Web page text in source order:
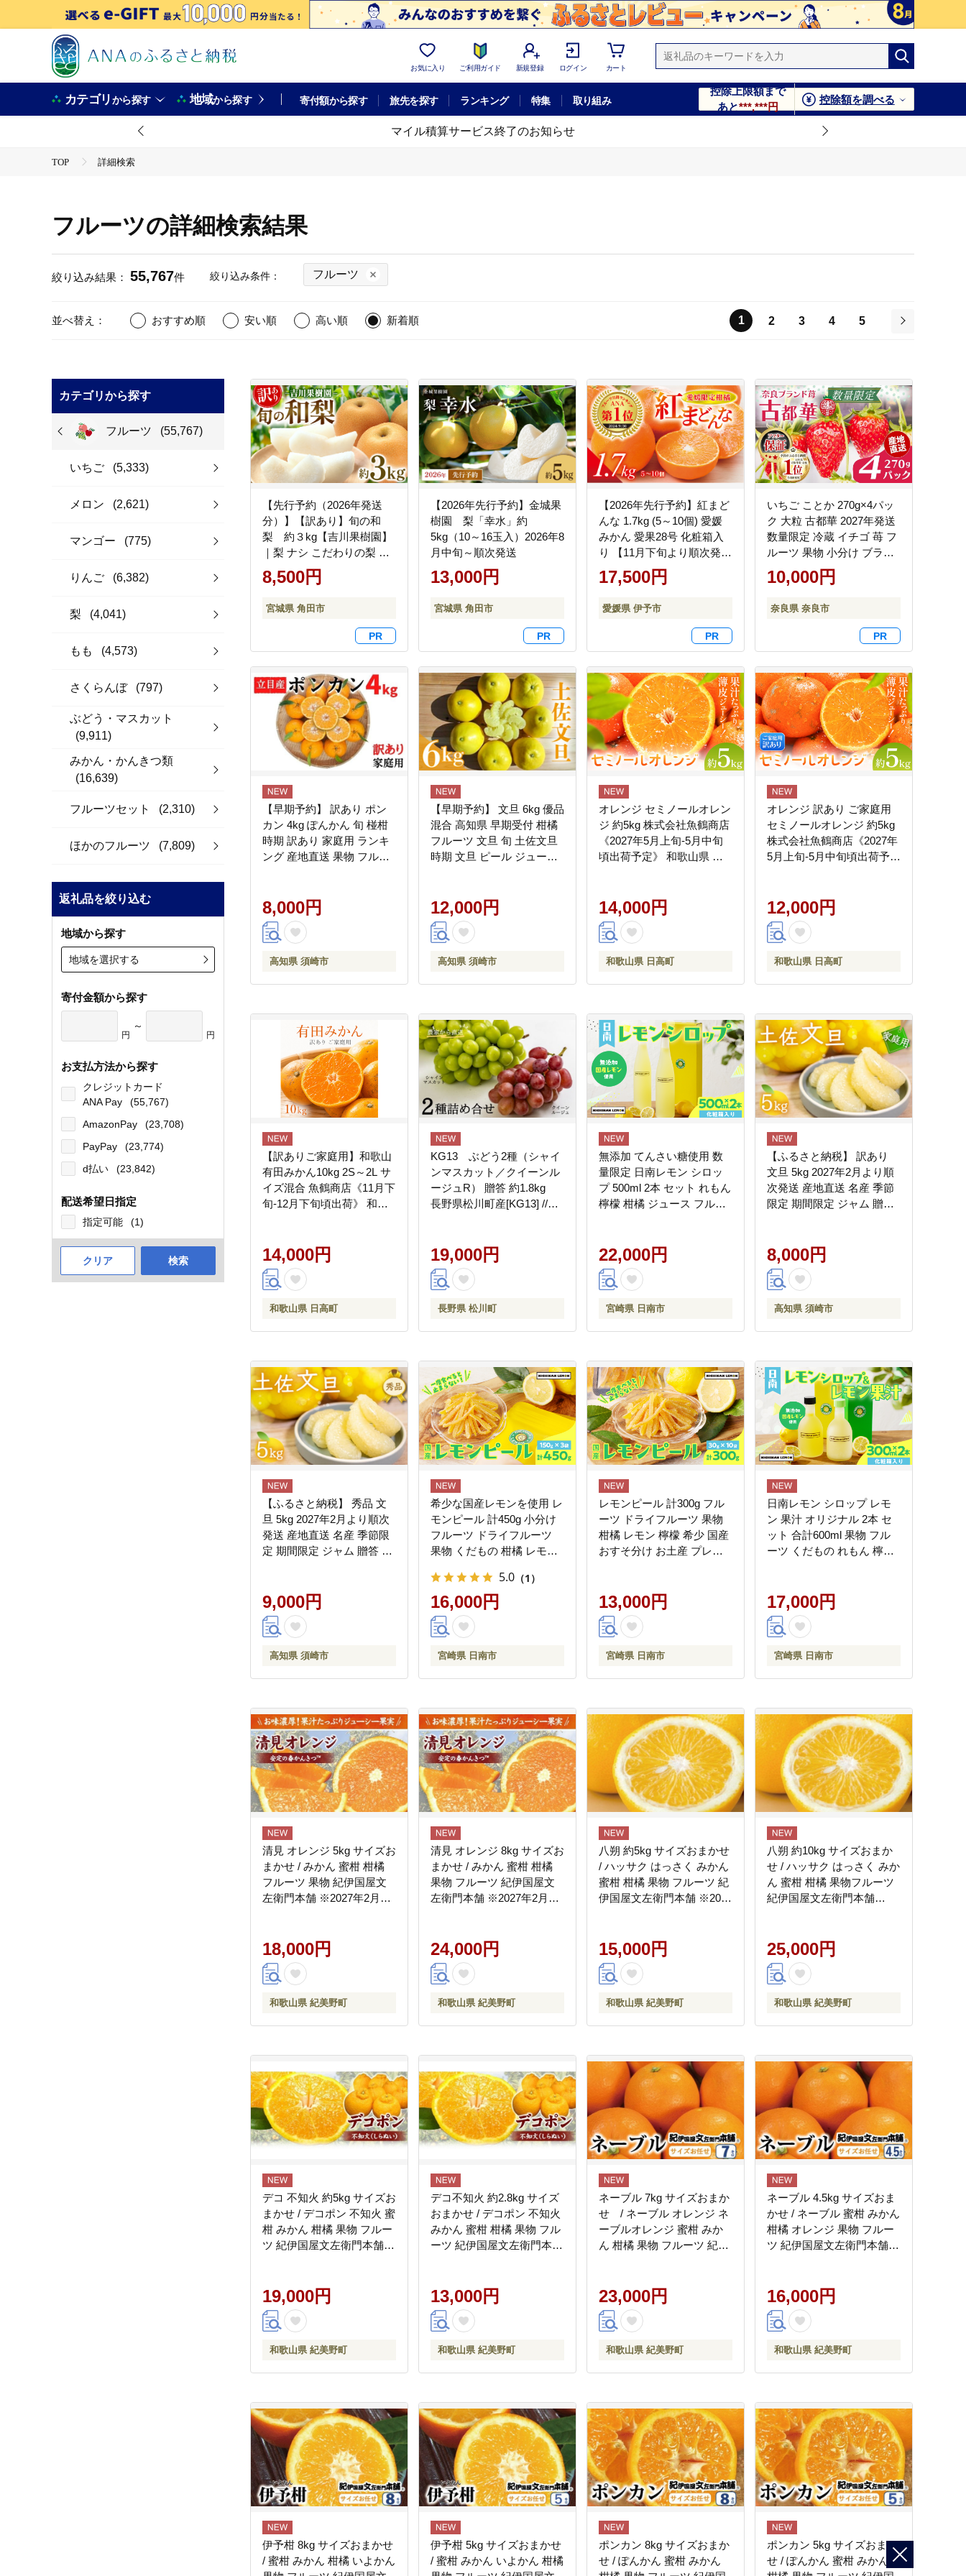
お気に入り ご利用ガイド 新規登録 ログイン カート
カテゴリから探す 地域から探す 寄付額から探す 旅先を探す ランキング 特集 取り組み
控除上限額まで
あと***,***円
控除額を調べる
マイル積算サービス終了のお知らせ
TOP 詳細検索
フルーツの詳細検索結果
絞り込み結果： 55,767件 絞り込み条件： フルーツ
並べ替え： おすすめ順 安い順 高い順 新着順 1 2 3 4
5
カテゴリから探す
フルーツ (55,767)
いちご (5,333)
メロン (2,621)
マンゴー (775)
りんご (6,382)
梨 (4,041)
もも (4,573)
さくらんぼ (797)
ぶどう・マスカット
(9,911)
みかん・かんきつ類
(16,639)
フルーツセット (2,310)
ほかのフルーツ (7,809)
返礼品を絞り込む
地域から探す
地域を選択する
寄付金額から探す
円
～
円
お支払方法から探す
クレジットカード
ANA Pay
(55,767)
AmazonPay
(23,708)
PayPay
(23,774)
d払い
(23,842)
配送希望日指定
指定可能 (1)
クリア 検索
【先行予約（2026年発送
分）】【訳あり】旬の和
梨 約３kg【吉川果樹園】
｜梨 ナシ こだわりの梨 フ
ルーツ 果物 旬の梨 宮城県
角田市 約3kg
8,500円
宮城県 角田市
【2026年先行予約】金城果
樹園 梨「幸水」約
5kg（10～16玉入）2026年8
月中旬～順次発送
13,000円
宮城県 角田市
【2026年先行予約】紅まど
んな 1.7kg (5～10個) 愛媛
みかん 愛果28号 化粧箱入
り 【11月下旬より順次発送
予定】 紅マドンナ まどん
な マドンナ みかん ミカン
ツ 柑橘 かんきつ 柑橘類 愛
媛果試第28号 あいか ギフ
ト 贈り物 贈答用 おすすめ
伊予市｜B36
17,500円
愛媛県 伊予市
いちご ことか 270g×4パッ
ク 大粒 古都華 2027年発送
数量限定 冷蔵 イチゴ 苺 フ
ルーツ 果物 小分け ブラン
ドいちご 甘い おすすめ 贈
答 プレゼント ギフト 奈良
ま
10,000円
奈良県 奈良市
【早期予約】 訳あり ポン
カン 4kg ぽんかん 旬 椪柑
時期 訳あり 家庭用 ランキ
ング 産地直送 果物 フルー
の ミカン 果肉 蜜柑 ポンカ
ン ジュース ふるさと納税
みかん ふるさと納税 果物
期開始 国産 産地直送 果物
類 皮 みかん 柑橘類 みかん
8,000円
高知県 須崎市
【早期予約】 文旦 6kg 優品
混合 高知県 早期受付 柑橘
フルーツ 文旦 旬 土佐文旦
時期 文旦 ピール ジュース
旦 高知 HNT011
12,000円
高知県 須崎市
オレンジ セミノールオレン
ジ 約5kg 株式会社魚鶴商店
《2027年5月上旬-5月中旬
頃出荷予定》 和歌山県 日
--
14,000円
和歌山県 日高町
オレンジ 訳あり ご家庭用
セミノールオレンジ 約5kg
株式会社魚鶴商店《2027年
5月上旬-5月中旬頃出荷予
wsh_uot248_5j5c_26_12000_5kg-
--
12,000円
和歌山県 日高町
【訳ありご家庭用】和歌山
有田みかん10kg 2S～2L サ
イズ混合 魚鶴商店《11月下
旬-12月下旬頃出荷》 和歌
wsh_uot249_11g12m_26_14000_10kg-
--
14,000円
和歌山県 日高町
KG13 ぶどう2種（シャイ
ンマスカット／クイーンル
ージュR） 贈答 約1.8kg
長野県松川町産[KG13] //長
直送 新鮮 果物 フルーツ 贈
答
19,000円
長野県 松川町
無添加 てんさい糖使用 数
量限定 日南レモン シロッ
プ 500ml 2本 セット れもん
檸檬 柑橘 ジュース フルー
ット アイス ソーダ割 国産
人気 おすすめ ギフト 贈り
物 贈答 冷蔵 宮崎県 日南市
JAPAN_DB48-26
22,000円
宮崎県 日南市
【ふるさと納税】 訳あり
文旦 5kg 2027年2月より順
次発送 産地直送 名産 季節
限定 期間限定 ジャム 贈答
佐文旦 ぶんたん デザート
お祝い ご褒美 高知県 須崎
市 ふるさと納税 ギフト
8,000円
高知県 須崎市
【ふるさと納税】 秀品 文
旦 5kg 2027年2月より順次
発送 産地直送 名産 季節限
定 期間限定 ジャム 贈答 柑
文旦 ぶんたん デザート お
祝い ご褒美 高知県 須崎市
ふるさと納税 ギフト
9,000円
高知県 須崎市
希少な国産レモンを使用 レ
モンピール 計450g 小分け
フルーツ ドライフルーツ
果物 くだもの 柑橘 レモン
お菓子 お取り寄せ 食品 デ
ザート スイーツ おやつ 贈
り物 ギフト 贈答 プレゼン
ト 特産品 宮崎県 日南市 送
JAPAN_CA100-26
5.0 （1）
16,000円
宮崎県 日南市
レモンピール 計300g フル
ーツ ドライフルーツ 果物
柑橘 レモン 檸檬 希少 国産
おすそ分け お土産 プレゼ
ト スイーツ おやつ 甘い ケ
ーキ ブランド 贅沢 小分け
特産品 宮崎県 日南市 送料
JAPAN_BC146-26
13,000円
宮崎県 日南市
日南レモン シロップ レモ
ン 果汁 オリジナル 2本 セ
ット 合計600ml 果物 フル
ーツ くだもの れもん 檸檬
リジナル ブレンド 無添加
保存料不使用 お土産 ギフ
ト 贈り物 贈答 宮崎県 日南
CITRUS JAPAN_CB127-26
17,000円
宮崎県 日南市
清見 オレンジ 5kg サイズお
まかせ / みかん 蜜柑 柑橘
フルーツ 果物 紀伊国屋文
左衛門本舗 ※2027年2月中
18,000円
和歌山県 紀美野町
清見 オレンジ 8kg サイズお
まかせ / みかん 蜜柑 柑橘
果物 フルーツ 紀伊国屋文
左衛門本舗 ※2027年2月中
24,000円
和歌山県 紀美野町
八朔 約5kg サイズおまかせ
/ ハッサク はっさく みかん
蜜柑 柑橘 果物 フルーツ 紀
伊国屋文左衛門本舗 ※2027
15,000円
和歌山県 紀美野町
八朔 約10kg サイズおまか
せ / ハッサク はっさく みか
ん 蜜柑 柑橘 果物フルーツ
紀伊国屋文左衛門本舗
10A】
25,000円
和歌山県 紀美野町
デコ 不知火 約5kg サイズお
まかせ / デコポン 不知火 蜜
柑 みかん 柑橘 果物 フルー
ツ 紀伊国屋文左衛門本舗
定不可) 【kmtb010-r-5】
19,000円
和歌山県 紀美野町
デコ不知火 約2.8kg サイズ
おまかせ / デコポン 不知火
みかん 蜜柑 柑橘 果物 フル
ーツ 紀伊国屋文左衛門本舗
定不可) 【kmtb010-r-
2d8】
13,000円
和歌山県 紀美野町
ネーブル 7kg サイズおまか
せ / ネーブル オレンジ ネ
ーブルオレンジ 蜜柑 みか
ん 柑橘 果物 フルーツ 紀伊
送予定(お届け日指定不
可) 【kmtb028-r-7A】
23,000円
和歌山県 紀美野町
ネーブル 4.5kg サイズおま
かせ / ネーブル 蜜柑 みかん
柑橘 オレンジ 果物 フルー
ツ 紀伊国屋文左衛門本舗
指定不可) 【kmtb028-r-
4d5A】
16,000円
和歌山県 紀美野町
伊予柑 8kg サイズおまかせ
/ 蜜柑 みかん 柑橘 いよかん
伊予柑 5kg サイズおまかせ
/ 蜜柑 みかん いよかん 柑橘
ポンカン 8kg サイズおまか
せ / ぽんかん 蜜柑 みかん
ポンカン 5kg サイズおまか
せ / ぽんかん 蜜柑 みかん